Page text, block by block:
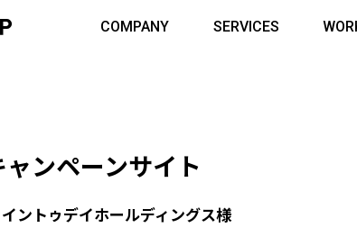
COMPANY SERVICES
ンペーンサイト
ントゥデイホールディングス様